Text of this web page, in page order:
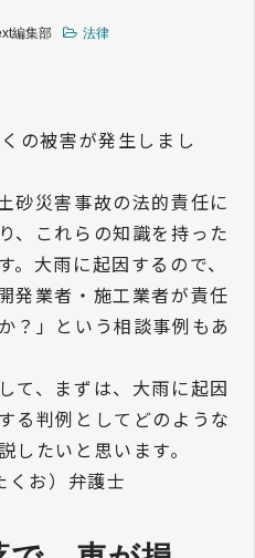
編集部 法律
の被害が発生しまし
砂災害事故の法的責任に
、これらの知識を持った
大雨に起因するので、
発業者・施工業者が責任
？」という相談事例もあ
て、まずは、大雨に起因
る判例としてどのような
したいと思います。
くお）弁護士